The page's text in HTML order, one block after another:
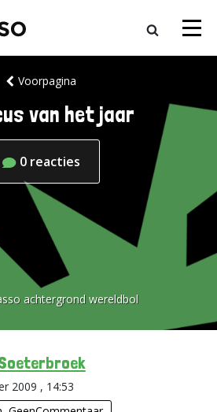
Voorpagina
van het jaar
0 reacties
achtergrond wereldbol
2009 , 14:53